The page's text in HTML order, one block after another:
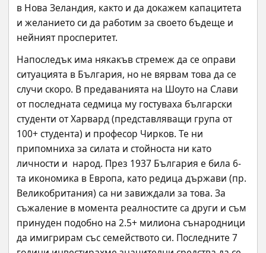
в Нова Зеландия, както и да докажем капацитета
и желанието си да работим за своето бъдеще и
нейният просперитет.
Напоследък има някакъв стремеж да се оправи
ситуацията в България, но не вярвам това да се
случи скоро. В предаванията на Шоуто на Слави
от последната седмица му гостуваха български
студенти от Харвард (представляващи група от
100+ студента) и професор Чирков. Те ни
припомниха за силата и стойноста ни като
личности и  народ. През 1937 България е била 6-
та икономика в Европа, като редица държави (пр.
Великобритания) са ни завиждали за това. За
съжаление в момента реалностите са други и съм
принуден подобно на 2.5+ милиона сънародници
да имигрирам със семейството си. Последните 7